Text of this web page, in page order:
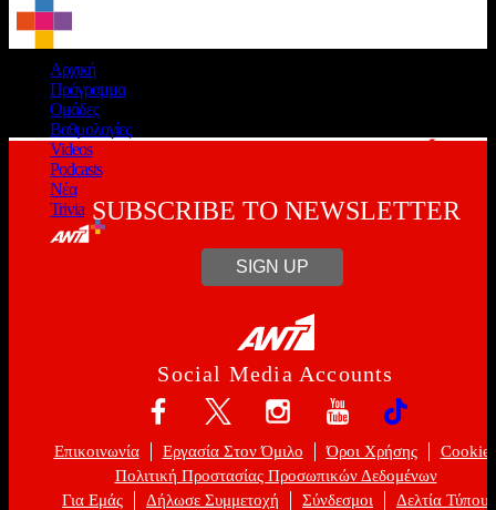
Αρχική
Πρόγραμμα
Ομάδες
Βαθμολογίες
Videos
Podcasts
Νέα
Trivia
ΤΕΛΕΥΤΑΙΑ VIDEO
SUBSCRIBE TO NEWSLETTER
SIGN UP
Social Media Accounts
Επικοινωνία Εργασία Στον Όμιλο Όροι Χρήσης
Cookies
Πολιτική Προστασίας Προσωπικών Δεδομένων
Για Εμάς
Δήλωσε Συμμετοχή Σύνδεσμοι Δελτία Τύπου